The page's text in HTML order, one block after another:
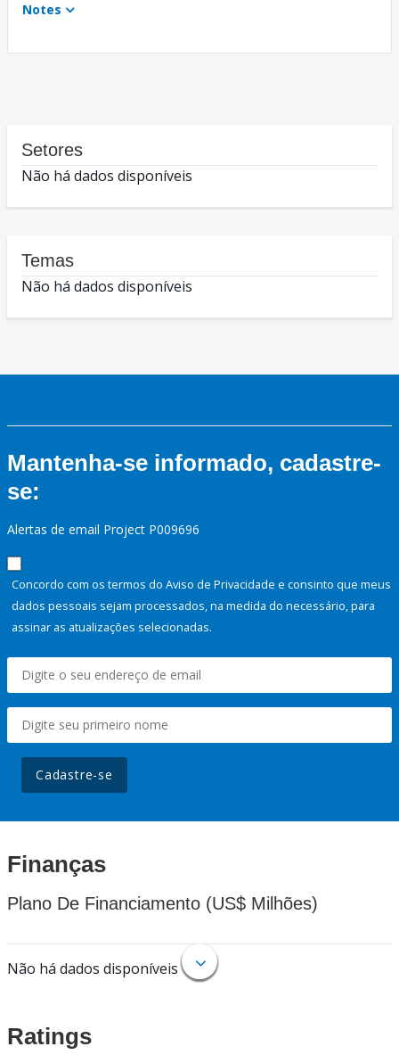
Notes
Setores
Não há dados disponíveis
Temas
Não há dados disponíveis
Mantenha-se informado, cadastre-
se:
Alertas de email Project P009696
Concordo com os termos do Aviso de Privacidade e consinto que meus
dados pessoais sejam processados, na medida do necessário, para
assinar as atualizações selecionadas.
Cadastre-se
Finanças
Plano De Financiamento (US$ Milhões)
Não há dados disponíveis
Ratings